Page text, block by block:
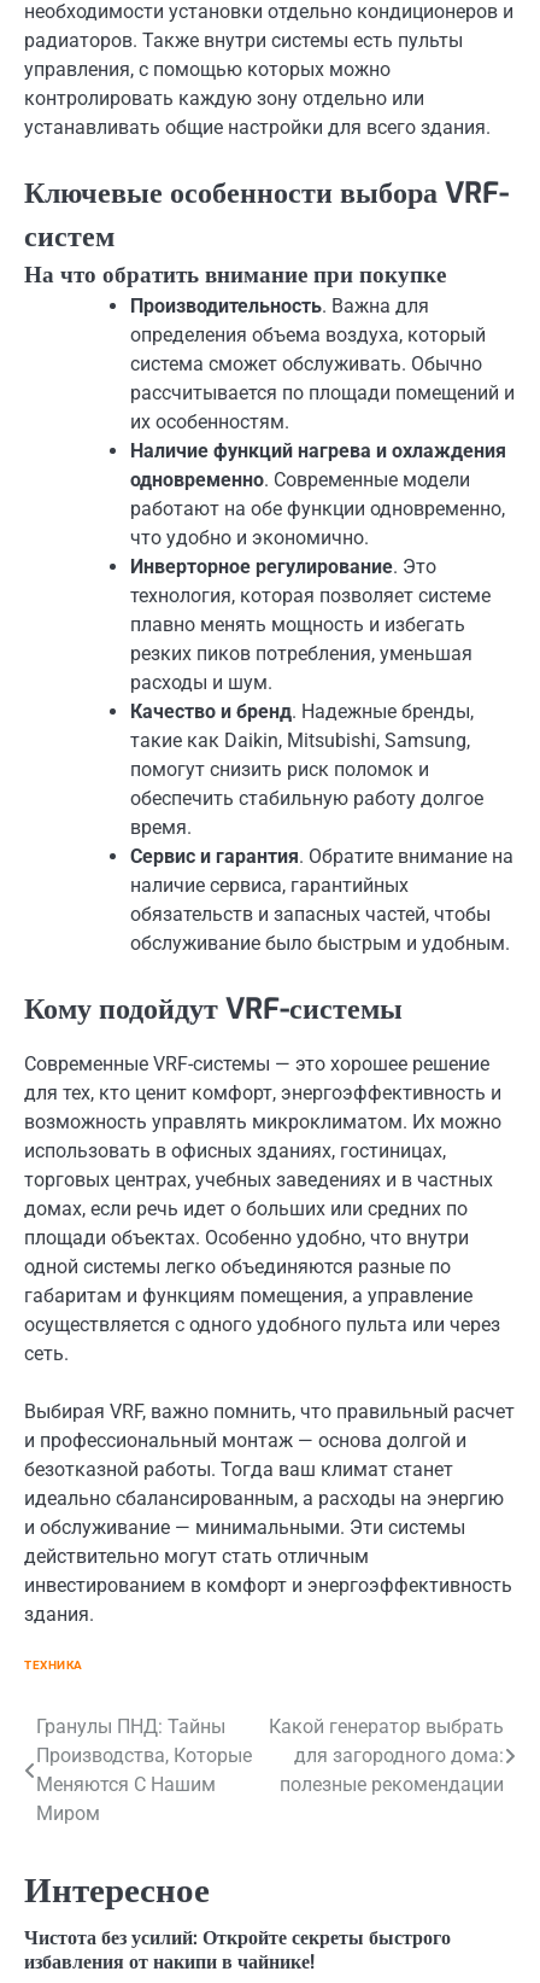
необходимости установки отдельно кондиционеров и
радиаторов. Также внутри системы есть пульты
управления, с помощью которых можно
контролировать каждую зону отдельно или
устанавливать общие настройки для всего здания.
Ключевые особенности выбора VRF-
систем
На что обратить внимание при покупке
Производительность. Важна для
определения объема воздуха, который
система сможет обслуживать. Обычно
рассчитывается по площади помещений и
их особенностям.
Наличие функций нагрева и охлаждения
одновременно. Современные модели
работают на обе функции одновременно,
что удобно и экономично.
Инверторное регулирование. Это
технология, которая позволяет системе
плавно менять мощность и избегать
резких пиков потребления, уменьшая
расходы и шум.
Качество и бренд. Надежные бренды,
такие как Daikin, Mitsubishi, Samsung,
помогут снизить риск поломок и
обеспечить стабильную работу долгое
время.
Сервис и гарантия. Обратите внимание на
наличие сервиса, гарантийных
обязательств и запасных частей, чтобы
обслуживание было быстрым и удобным.
Кому подойдут VRF-системы
Современные VRF-системы — это хорошее решение
для тех, кто ценит комфорт, энергоэффективность и
возможность управлять микроклиматом. Их можно
использовать в офисных зданиях, гостиницах,
торговых центрах, учебных заведениях и в частных
домах, если речь идет о больших или средних по
площади объектах. Особенно удобно, что внутри
одной системы легко объединяются разные по
габаритам и функциям помещения, а управление
осуществляется с одного удобного пульта или через
сеть.
Выбирая VRF, важно помнить, что правильный расчет
и профессиональный монтаж — основа долгой и
безотказной работы. Тогда ваш климат станет
идеально сбалансированным, а расходы на энергию
и обслуживание — минимальными. Эти системы
действительно могут стать отличным
инвестированием в комфорт и энергоэффективность
здания.
ТЕХНИКА
Навигация
по
записям
Гранулы ПНД: Тайны
Производства, Которые
Меняются С Нашим
Миром
Какой генератор выбрать
для загородного дома:
полезные рекомендации
Интересное
Чистота без усилий: Откройте секреты быстрого
избавления от накипи в чайнике!